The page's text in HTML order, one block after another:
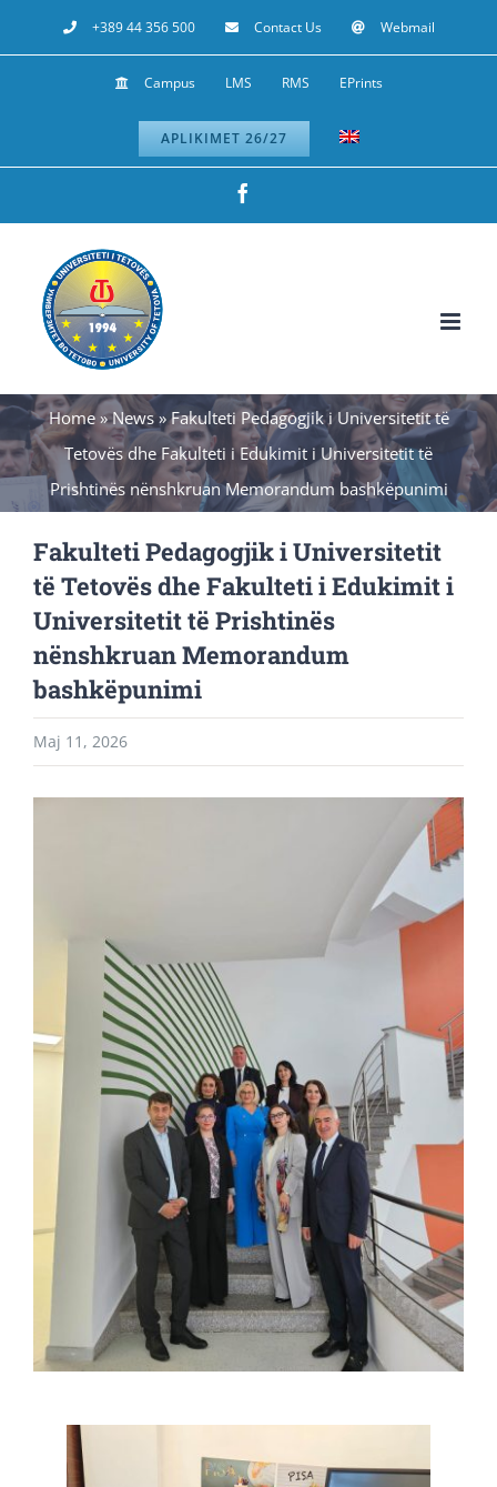
to
+389 44 356 500 Contact Us Webmail
Campus LMS RMS EPrints
APLIKIMET 26/27
Home»News»Fakulteti Pedagogjik i Universitetit të
Tetovës dhe Fakulteti i Edukimit i Universitetit të
Prishtinës nënshkruan Memorandum bashkëpunimi
Fakulteti Pedagogjik i Universitetit
të Tetovës dhe Fakulteti i Edukimit i
Universitetit të Prishtinës
nënshkruan Memorandum
bashkëpunimi
Maj 11, 2026